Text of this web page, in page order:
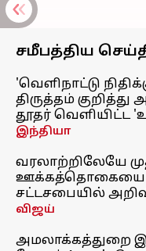
சமீபத்திய
'வெளிநாட்டு
திருத்தம் குறித்து
தூதர்
இந்தியா
வரலாற்றிலேயே
ஊக்கத்தொகையை
சட்டசபையில்
விஜய்
அமலாக்கத்துறை